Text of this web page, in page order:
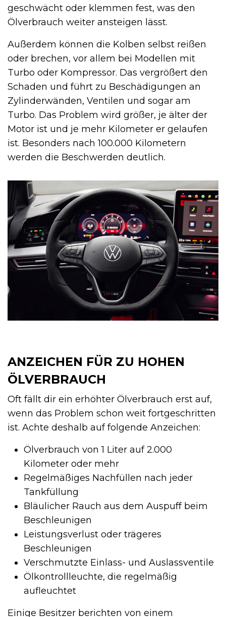
geschwächt oder klemmen fest, was den
Ölverbrauch weiter ansteigen lässt.
Außerdem können die Kolben selbst reißen
oder brechen, vor allem bei Modellen mit
Turbo oder Kompressor. Das vergrößert den
Schaden und führt zu Beschädigungen an
Zylinderwänden, Ventilen und sogar am
Turbo. Das Problem wird größer, je älter der
Motor ist und je mehr Kilometer er gelaufen
ist. Besonders nach 100.000 Kilometern
werden die Beschwerden deutlich.
ANZEICHEN FÜR ZU HOHEN
ÖLVERBRAUCH
Oft fällt dir ein erhöhter Ölverbrauch erst auf,
wenn das Problem schon weit fortgeschritten
ist. Achte deshalb auf folgende Anzeichen:
Ölverbrauch von 1 Liter auf 2.000
Kilometer oder mehr
Regelmäßiges Nachfüllen nach jeder
Tankfüllung
Bläulicher Rauch aus dem Auspuff beim
Beschleunigen
Leistungsverlust oder trägeres
Beschleunigen
Verschmutzte Einlass- und Auslassventile
Ölkontrollleuchte, die regelmäßig
aufleuchtet
Einige Besitzer berichten von einem